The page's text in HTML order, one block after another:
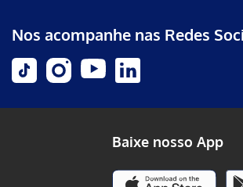
Nos acompanhe nas Redes
Baixe nosso App